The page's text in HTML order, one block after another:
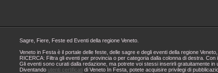
Sagre, Fiere, Feste ed Eventi della regione Veneto.
Veneto in Festa è il portale delle feste, delle sagre e degli eventi della regione
RICERCA: Filtra gli eventi per provincia o per categoria dalla colonna di destra.
Gli eventi sono curati dalla redazione, ma potrete voi stessi inserirli gratuitamente
Diventando utenti certificati di Veneto In Festa, potete acquisire privilegi di